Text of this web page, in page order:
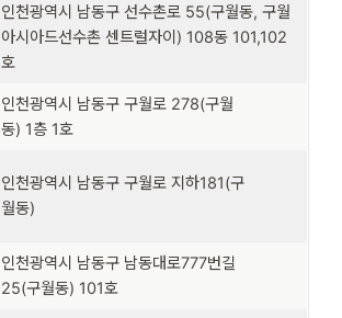
인천광역시 남동구 선수촌로 55(구월동, 구월
아시아드선수촌 센트럴자이) 108동 101,102
호
인천광역시 남동구 구월로 278(구월
동) 1층 1호
인천광역시 남동구 구월로 지하181(구
월동)
인천광역시 남동구 남동대로777번길
25(구월동) 101호